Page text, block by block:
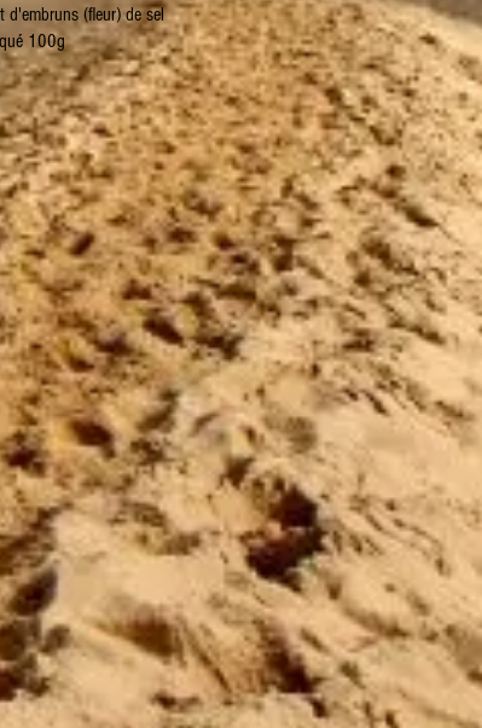
Quick View
d'embruns (fleur) de sel
100g